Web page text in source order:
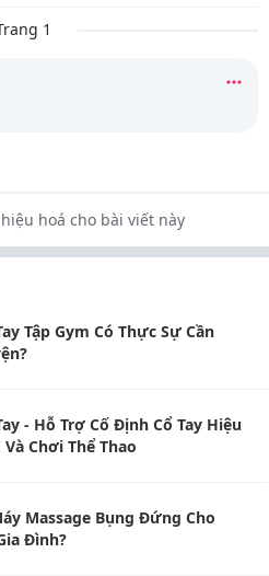
1
hoá cho bài viết này
Tập Gym Có Thực Sự Cần
Hiệu
Chơi Thể Thao
Massage Bụng Đứng Cho
Đình?